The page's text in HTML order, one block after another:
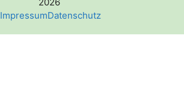
ImpressumDatenschutz